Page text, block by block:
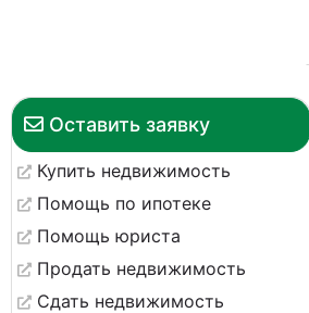
Оставить заявку
Купить недвижимость
Помощь по ипотеке
Помощь юриста
Продать недвижимость
Сдать недвижимость
13.01.13 (1)